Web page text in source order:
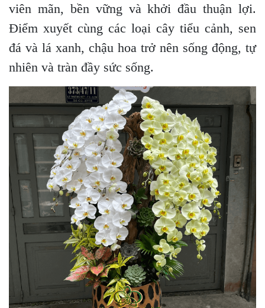
viên mãn, bền vững và khởi đầu thuận lợi.
Điểm xuyết cùng các loại cây tiểu cảnh, sen
đá và lá xanh, chậu hoa trở nên sống động, tự
nhiên và tràn đầy sức sống.